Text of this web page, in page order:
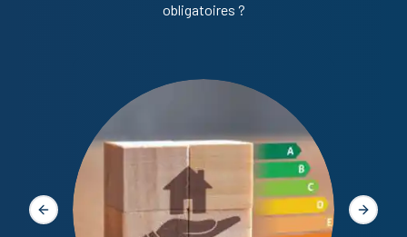
obligatoires ?
Slide précédente Slide